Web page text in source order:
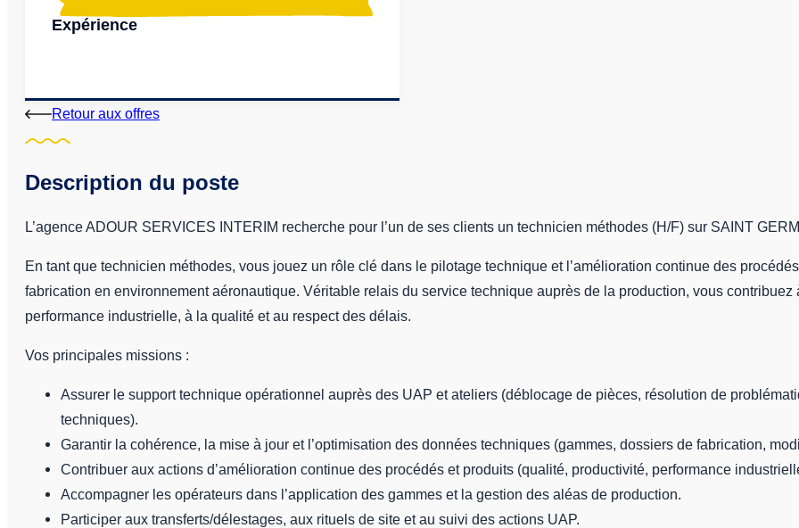
Expérience
Retour aux offres
Description du poste
L’agence ADOUR SERVICES INTERIM recherche pour l’un de ses clients un technicien méthodes (H/F) sur SAINT
En tant que technicien méthodes, vous jouez un rôle clé dans le pilotage technique et l’amélioration continue des
fabrication en environnement aéronautique. Véritable relais du service technique auprès de la production, vous contribuez
performance industrielle, à la qualité et au respect des délais.
Vos principales missions :
Assurer le support technique opérationnel auprès des UAP et ateliers (déblocage de pièces, résolution de
techniques).
Garantir la cohérence, la mise à jour et l’optimisation des données techniques (gammes, dossiers de fabrication,
Contribuer aux actions d’amélioration continue des procédés et produits (qualité, productivité, performance
Accompagner les opérateurs dans l’application des gammes et la gestion des aléas de production.
Participer aux transferts/délestages, aux rituels de site et au suivi des actions UAP.